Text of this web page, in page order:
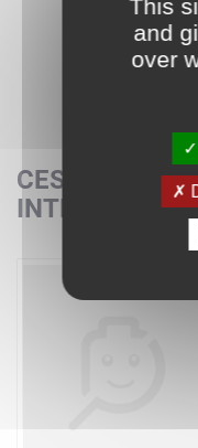
CES SETS
INTÉRESSER
This
and
over